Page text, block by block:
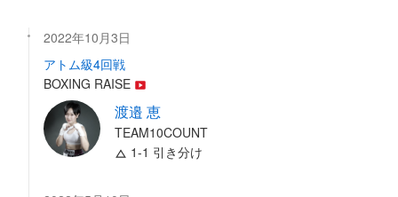
2022年10月3日
アトム級4回戦
BOXING RAISE
渡邉 恵
TEAM10COUNT
1-1 引き分け